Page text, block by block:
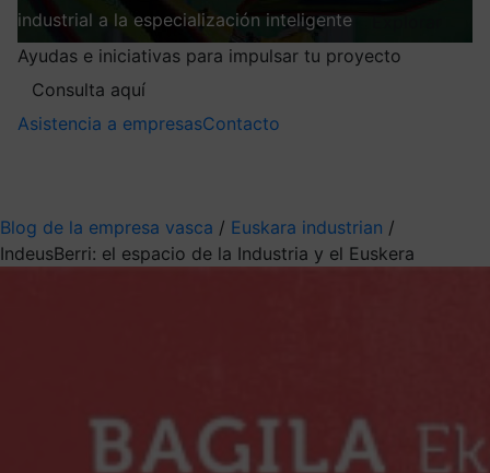
industrial a la especialización inteligente
Ayudas e iniciativas para impulsar tu proyecto
Consulta aquí
Asistencia a empresasContacto
Blog de la empresa vasca / Euskara industrian /
IndeusBerri: el espacio de la Industria y el Euskera